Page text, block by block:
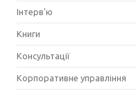
Інтерв'ю
Книги
Консультації
Корпоративне управління